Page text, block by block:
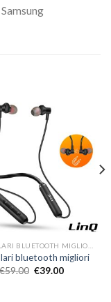
bluetooth migliori
€59.00 €39.00